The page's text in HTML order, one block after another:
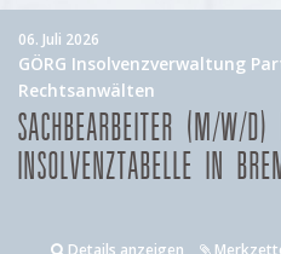
06. Juli 2026
GÖRG Insolvenzverwaltung
Rechtsanwälten
SACHBEARBEITER (M/W/
INSOLVENZTABELLE IN
Details anzeigen